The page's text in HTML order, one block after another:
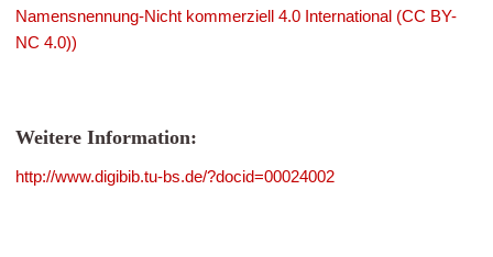
Namensnennung-Nicht kommerziell 4.0 International (CC BY-
NC 4.0))
Weitere Information:
http://www.digibib.tu-bs.de/?docid=00024002